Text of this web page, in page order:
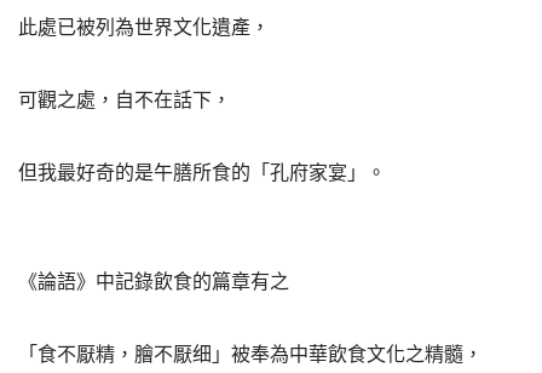
此處已被列為世界文化遺產，
可觀之處，自不在話下，
但我最好奇的是午膳所食的「孔府家宴」。
《論語》中記錄飲食的篇章有之
「食不厭精，膾不厭细」被奉為中華飲食文化之精髓，